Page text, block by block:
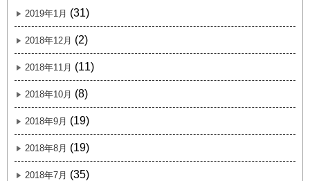
2019年1月 (31)
2018年12月 (2)
2018年11月 (11)
2018年10月 (8)
2018年9月 (19)
2018年8月 (19)
2018年7月 (35)